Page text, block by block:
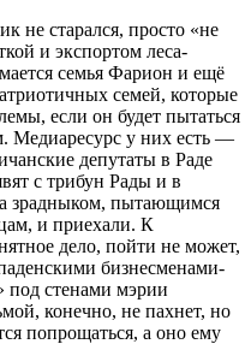
не старался, просто «не
и экспортом леса-
семья Фарион и ещё
семей, которые
если он будет пытаться
Медиаресурс у них есть ―
депутаты в Раде
с трибун Рады и в
зрадныком, пытающимся
и приехали. К
дело, пойти не может,
бизнесменами-
под стенами мэрии
конечно, не пахнет, но
попрощаться, а оно ему